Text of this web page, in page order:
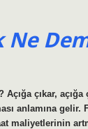
çıkar,
anlamına
maliyetlerinin